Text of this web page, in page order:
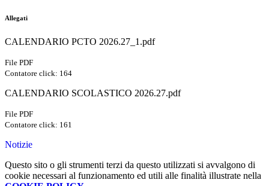
Allegati
CALENDARIO PCTO 2026.27_1.pdf
File PDF
Contatore click: 164
CALENDARIO SCOLASTICO 2026.27.pdf
File PDF
Contatore click: 161
Notizie
Questo sito o gli strumenti terzi da questo utilizzati si avvalgono di
cookie necessari al funzionamento ed utili alle finalità illustrate nella